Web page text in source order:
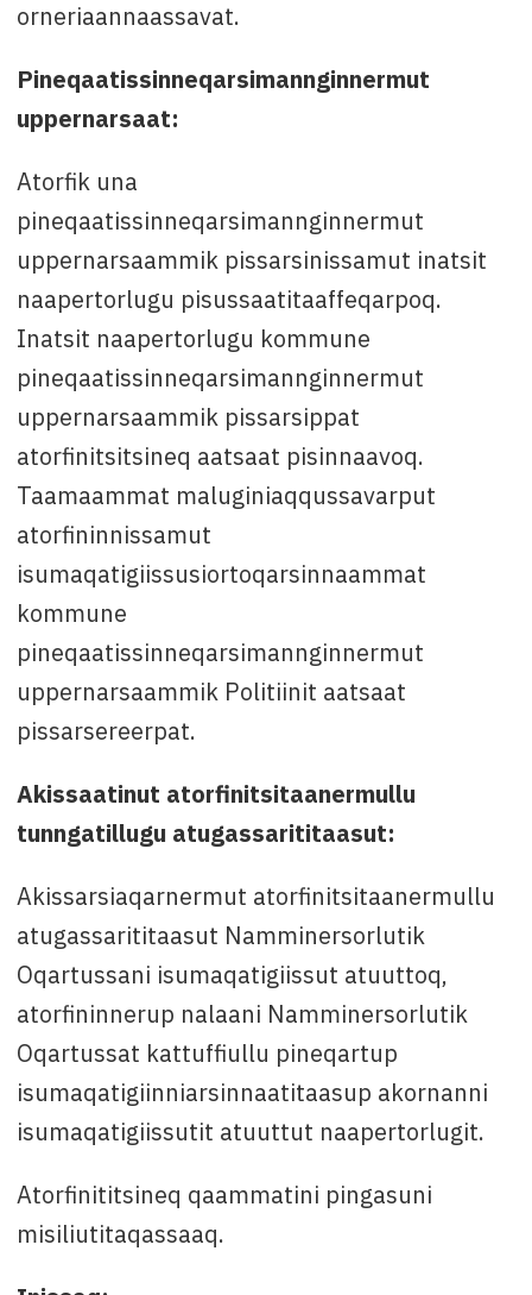
orneriaannaassavat.
Pineqaatissinneqarsimannginnermut
uppernarsaat:
Atorfik una
pineqaatissinneqarsimannginnermut
uppernarsaammik pissarsinissamut inatsit
naapertorlugu pisussaatitaaffeqarpoq.
Inatsit naapertorlugu kommune
pineqaatissinneqarsimannginnermut
uppernarsaammik pissarsippat
atorfinitsitsineq aatsaat pisinnaavoq.
Taamaammat maluginiaqqussavarput
atorfininnissamut
isumaqatigiissusiortoqarsinnaammat
kommune
pineqaatissinneqarsimannginnermut
uppernarsaammik Politiinit aatsaat
pissarsereerpat.
Akissaatinut atorfinitsitaanermullu
tunngatillugu atugassarititaasut:
Akissarsiaqarnermut atorfinitsitaanermullu
atugassarititaasut Namminersorlutik
Oqartussani isumaqatigiissut atuuttoq,
atorfininnerup nalaani Namminersorlutik
Oqartussat kattuffiullu pineqartup
isumaqatigiinniarsinnaatitaasup akornanni
isumaqatigiissutit atuuttut naapertorlugit.
Atorfinititsineq qaammatini pingasuni
misiliutitaqassaaq.